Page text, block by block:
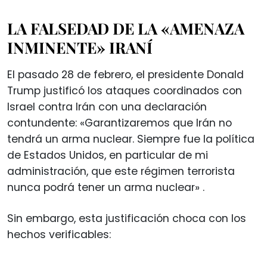
LA FALSEDAD DE LA «AMENAZA
INMINENTE» IRANÍ
El pasado 28 de febrero, el presidente Donald
Trump justificó los ataques coordinados con
Israel contra Irán con una declaración
contundente: «Garantizaremos que Irán no
tendrá un arma nuclear. Siempre fue la política
de Estados Unidos, en particular de mi
administración, que este régimen terrorista
nunca podrá tener un arma nuclear» .
Sin embargo, esta justificación choca con los
hechos verificables: